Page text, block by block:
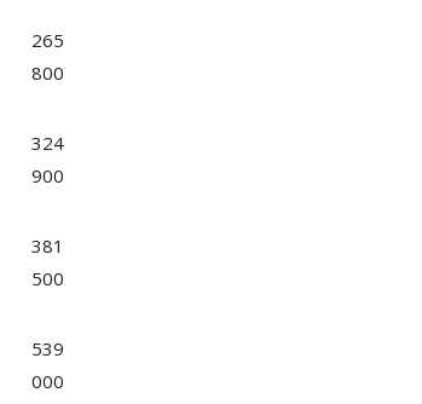
265
800
324
900
381
500
539
000